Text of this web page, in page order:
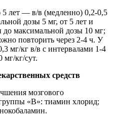
5 лет — в/в (медленно) 0,2-0,5
дозы 5 мг, от 5 лет и
максимальной дозы 10 мг;
повторить через 2-4 ч. У
мг/кг в/в с интервалами 1-4
мг/кг/сут.
средств
мозгового
«В»: тиамин хлорид;